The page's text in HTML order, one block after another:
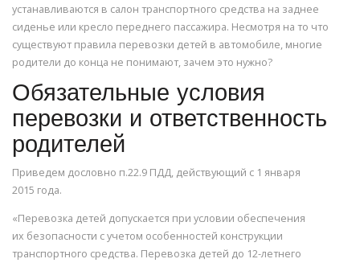
устанавливаются в салон транспортного средства на заднее
сиденье или кресло переднего пассажира. Несмотря на то что
существуют правила перевозки детей в автомобиле, многие
родители до конца не понимают, зачем это нужно?
Обязательные условия
перевозки и ответственность
родителей
Приведем дословно п.22.9 ПДД, действующий с 1 января
2015 года.
«Перевозка детей допускается при условии обеспечения
их безопасности с учетом особенностей конструкции
транспортного средства. Перевозка детей до 12-летнего